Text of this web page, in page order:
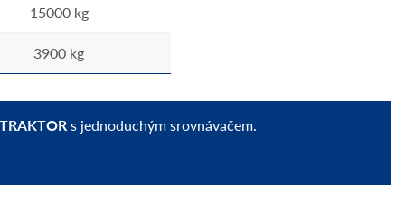
15000 kg
3900 kg
s jednoduchým srovnávačem.